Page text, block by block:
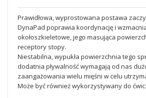
Prawidłowa, wyprostowana postawa
DynaPad poprawia koordynację i
okołoszkieletowe, jego masująca
receptory stopy.
Niestabilna, wypukła powierzchnia tego
dodatnia pływalność wymagają od nas
zaangażowania wielu mięśni w celu
Może być również wykorzystywany do